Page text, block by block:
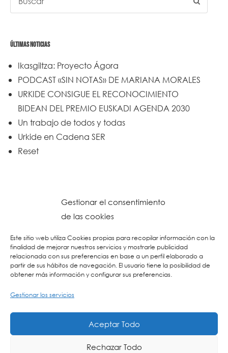
Gestionar el consentimiento
de las cookies
Este sitio web utiliza Cookies propias para recopilar información con la
finalidad de mejorar nuestros servicios y mostrarle publicidad
relacionada con sus preferencias en base a un perfil elaborado a
partir de sus hábitos de navegación. El usuario tiene la posibilidad de
obtener más información y configurar sus preferencias.
Gestionar los servicios
Aceptar Todo
Rechazar Todo
ÚLTIMAS NOTICIAS
Ikasgiltza: Proyecto Ágora
PODCAST «SIN NOTAS» DE MARIANA MORALES
URKIDE CONSIGUE EL RECONOCIMIENTO
BIDEAN DEL PREMIO EUSKADI AGENDA 2030
Un trabajo de todos y todas
Urkide en Cadena SER
Reset
Aviso Legal-Buzón Ético
La Consulta Creativa